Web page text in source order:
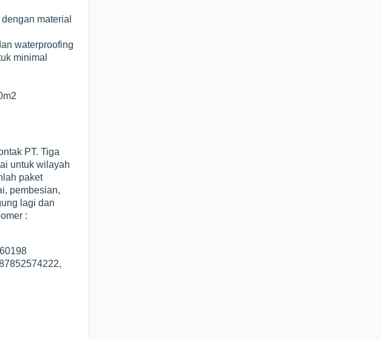
material
waterproofing
minimal
PT. Tiga
untuk wilayah
paket
pembesian,
lagi dan
: